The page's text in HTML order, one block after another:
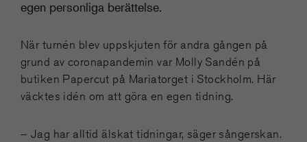
egen personliga berättelse.
När turnén blev uppskjuten för andra gången på
grund av coronapandemin var Molly Sandén på
butiken Papercut på Mariatorget i Stockholm. Här
väcktes idén om att göra en egen tidning.
– Jag har alltid älskat tidningar, säger sångerskan.